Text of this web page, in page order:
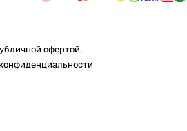
офертой.